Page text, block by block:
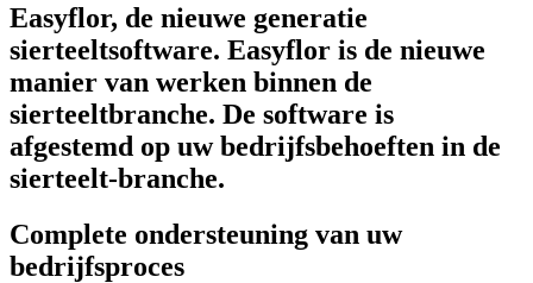
Easyflor, de nieuwe generatie
sierteeltsoftware. Easyflor is de nieuwe
manier van werken binnen de
sierteeltbranche. De software is
afgestemd op uw bedrijfsbehoeften in de
sierteelt-branche.
Complete ondersteuning van uw
bedrijfsproces